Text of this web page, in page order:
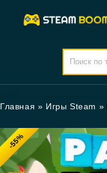
Главная » Игры Steam »
-55%